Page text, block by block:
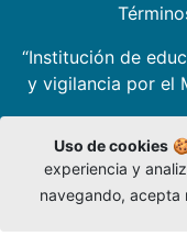
“Institución de
y vigilancia por el
Uso de cookies
experiencia y
navegando, acepta